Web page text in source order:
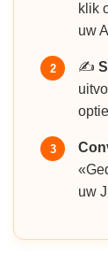
klik
uw
2 ✍️
3
uw